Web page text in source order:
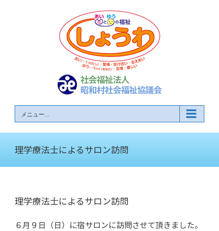
メニュー...
理学療法士によるサロン訪問
理学療法士によるサロン訪問
６月９日（日）に宿サロンに訪問させて頂きました。